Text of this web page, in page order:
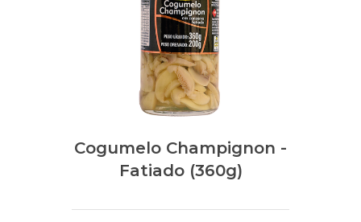
Cogumelo Champignon -
Fatiado (360g)